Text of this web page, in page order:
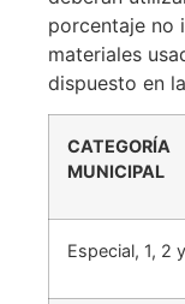
porcentaje no
materiales
dispuesto en
CATEGORÍA
MUNICIPAL
Especial, 1, 2